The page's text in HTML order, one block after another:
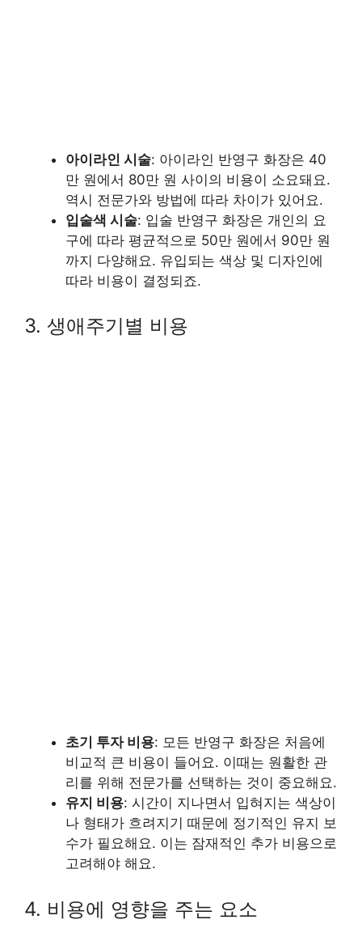
아이라인 시술: 아이라인 반영구 화장은 40
만 원에서 80만 원 사이의 비용이 소요돼요.
역시 전문가와 방법에 따라 차이가 있어요.
입술색 시술: 입술 반영구 화장은 개인의 요
구에 따라 평균적으로 50만 원에서 90만 원
까지 다양해요. 유입되는 색상 및 디자인에
따라 비용이 결정되죠.
3. 생애주기별 비용
초기 투자 비용: 모든 반영구 화장은 처음에
비교적 큰 비용이 들어요. 이때는 원활한 관
리를 위해 전문가를 선택하는 것이 중요해요.
유지 비용: 시간이 지나면서 입혀지는 색상이
나 형태가 흐려지기 때문에 정기적인 유지 보
수가 필요해요. 이는 잠재적인 추가 비용으로
고려해야 해요.
4. 비용에 영향을 주는 요소